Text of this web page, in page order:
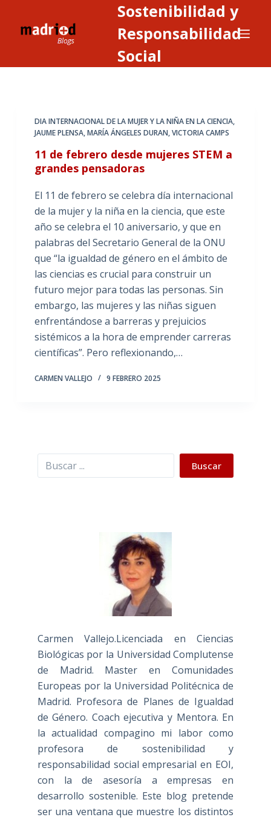
Sostenibilidad y
Responsabilidad
Social
DIA INTERNACIONAL DE LA MUJER Y LA NIÑA EN LA CIENCIA,
JAUME PLENSA,MARÍA ÁNGELES DURAN,VICTORIA CAMPS
11 de febrero desde mujeres STEM a
grandes pensadoras
El 11 de febrero se celebra día internacional
de la mujer y la niña en la ciencia, que este
año se celebra el 10 aniversario, y que en
palabras del Secretario General de la ONU
que “la igualdad de género en el ámbito de
las ciencias es crucial para construir un
futuro mejor para todas las personas. Sin
embargo, las mujeres y las niñas siguen
enfrentándose a barreras y prejuicios
sistémicos a la hora de emprender carreras
científicas”. Pero reflexionando,…
CARMEN VALLEJO 9 FEBRERO 2025
Buscar Buscar
Carmen Vallejo.Licenciada en Ciencias
Biológicas por la Universidad Complutense
de Madrid. Master en Comunidades
Europeas por la Universidad Politécnica de
Madrid. Profesora de Planes de Igualdad
de Género. Coach ejecutiva y Mentora. En
la actualidad compagino mi labor como
profesora de sostenibilidad y
responsabilidad social empresarial en EOI,
con la de asesoría a empresas en
desarrollo sostenible. Este blog pretende
ser una ventana que muestre los distintos